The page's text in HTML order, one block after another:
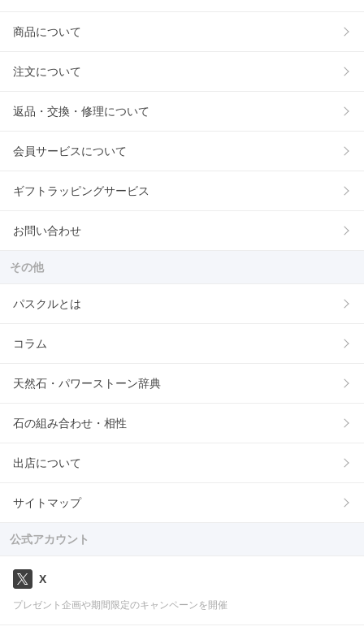
商品について
注文について
返品・交換・修理について
会員サービスについて
ギフトラッピングサービス
お問い合わせ
その他
パスクルとは
コラム
天然石・パワーストーン辞典
石の組み合わせ・相性
出店について
サイトマップ
公式アカウント
X
プレゼント企画や期間限定のキャンペーンを開催